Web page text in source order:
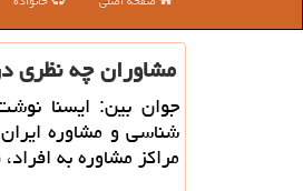
مشاوران چه نظری
جوان بین: ایسنا
شناسی و مشاوره
مراكز مشاوره به